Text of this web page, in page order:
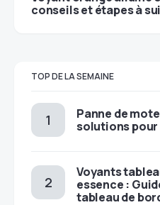
conseils et étapes à
TOP DE LA SEMAINE
Panne de
solutions
Voyants
essence :
tableau de